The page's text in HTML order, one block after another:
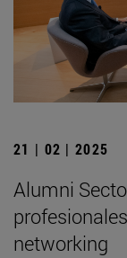
21 | 02 | 2025
Alumni
networking